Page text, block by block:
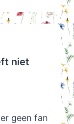
niet
geen fan